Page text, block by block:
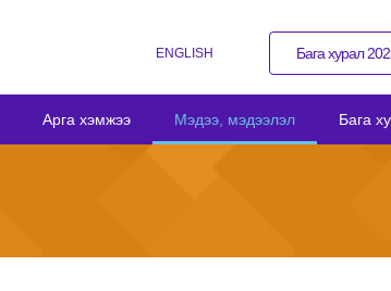
ENGLISH Бага хурал
Арга хэмжээ Мэдээ, мэдээлэл Бага